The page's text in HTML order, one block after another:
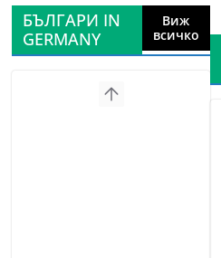
БЪЛГАРИ IN
GERMANY
Виж
всичко